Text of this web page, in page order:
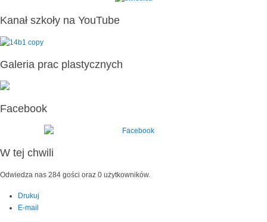
Kanał szkoły na YouTube
Galeria prac plastycznych
Facebook
W tej chwili
Odwiedza nas 284 gości oraz 0 użytkowników.
Drukuj
E-mail